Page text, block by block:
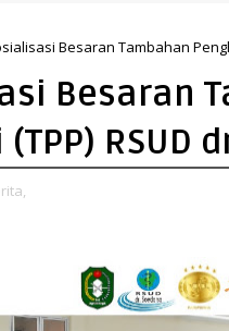
Besaran Tambahan
Besaran
RSUD